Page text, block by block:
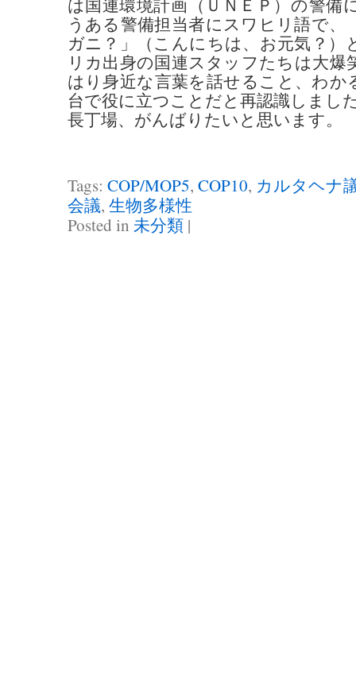
は国連環境計画（ＵＮＥＰ）の警備
うある警備担当者にスワヒリ語で、
ガニ？」（こんにちは、お元気？）
リカ出身の国連スタッフたちは大爆
はり身近な言葉を話せること、わか
台で役に立つことだと再認識しまし
長丁場、がんばりたいと思います。
Tags: COP/MOP5, COP10, カルタヘナ
会議, 生物多様性
Posted in 未分類|